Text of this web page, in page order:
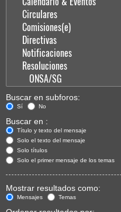
Buscar en subforos:
Sí No
Buscar en :
Título y texto del mensaje
Solo el texto del mensaje
Solo títulos
Solo el primer mensaje de los temas
Mostrar resultados como:
Mensajes Temas